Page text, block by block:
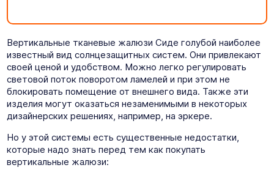
Вертикальные тканевые жалюзи Сиде голубой наиболее
известный вид солнцезащитных систем. Они привлекают
своей ценой и удобством. Можно легко регулировать
световой поток поворотом ламелей и при этом не
блокировать помещение от внешнего вида. Также эти
изделия могут оказаться незаменимыми в некоторых
дизайнерских решениях, например, на эркере.
Но у этой системы есть существенные недостатки,
которые надо знать перед тем как покупать
вертикальные жалюзи: